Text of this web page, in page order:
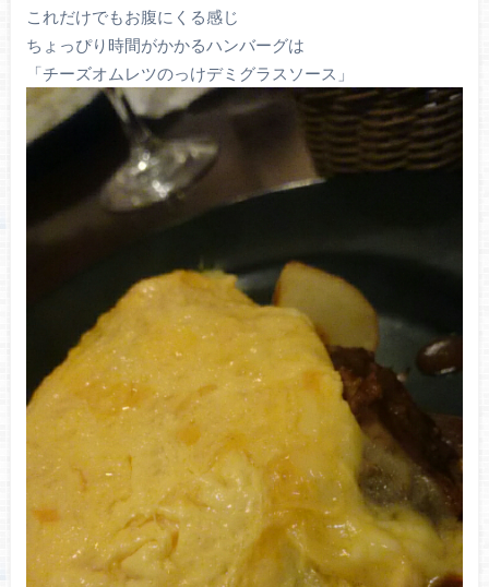
これだけでもお腹にくる感じ
ちょっぴり時間がかかるハンバーグは
「チーズオムレツのっけデミグラスソース」